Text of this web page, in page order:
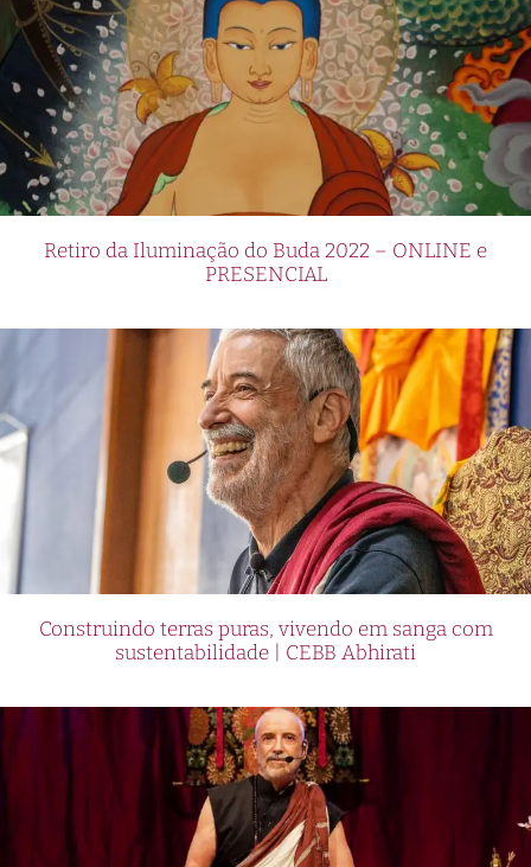
Retiro da Iluminação do Buda 2022 – ONLINE e
PRESENCIAL
Construindo terras puras, vivendo em sanga com
sustentabilidade | CEBB Abhirati